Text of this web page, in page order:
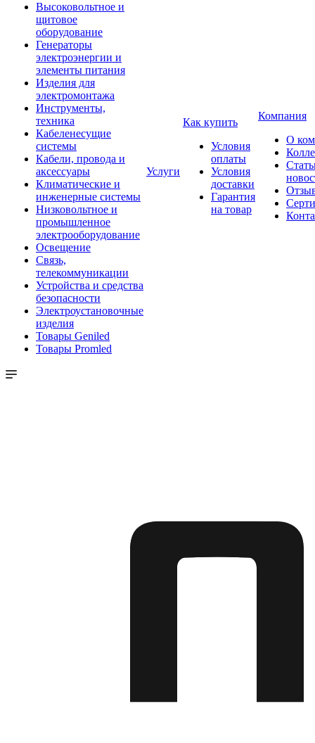
Высоковольтное и
щитовое
оборудование
Генераторы
электроэнергии и
элементы питания
Изделия для
электромонтажа
Инструменты,
техника
Кабеленесущие
системы
Кабели, провода и
аксессуары
Климатические и
инженерные системы
Низковольтное и
промышленное
электрооборудование
Освещение
Связь,
телекоммуникации
Устройства и средства
безопасности
Электроустановочные
изделия
Товары Geniled
Товары Promled
Услуги
Как купить
Условия
оплаты
Условия
доставки
Гарантия
на товар
Компания
О